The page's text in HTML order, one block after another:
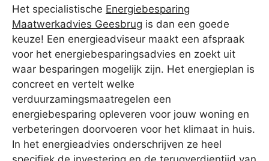
Het specialistische Energiebesparing
Maatwerkadvies Geesbrug is dan een goede
keuze! Een energieadviseur maakt een afspraak
voor het energiebesparingsadvies en zoekt uit
waar besparingen mogelijk zijn. Het energieplan is
concreet en vertelt welke
verduurzamingsmaatregelen een
energiebesparing opleveren voor jouw woning en
verbeteringen doorvoeren voor het klimaat in huis.
In het energieadvies onderschrijven ze heel